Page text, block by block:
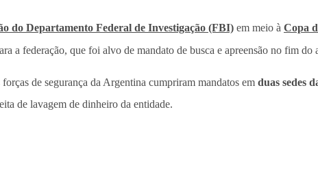
do Departamento Federal de Investigação (FBI) em meio à Copa
a federação, que foi alvo de mandato de busca e apreensão no fim do
de segurança da Argentina cumpriram mandatos em duas sedes
de lavagem de dinheiro da entidade.